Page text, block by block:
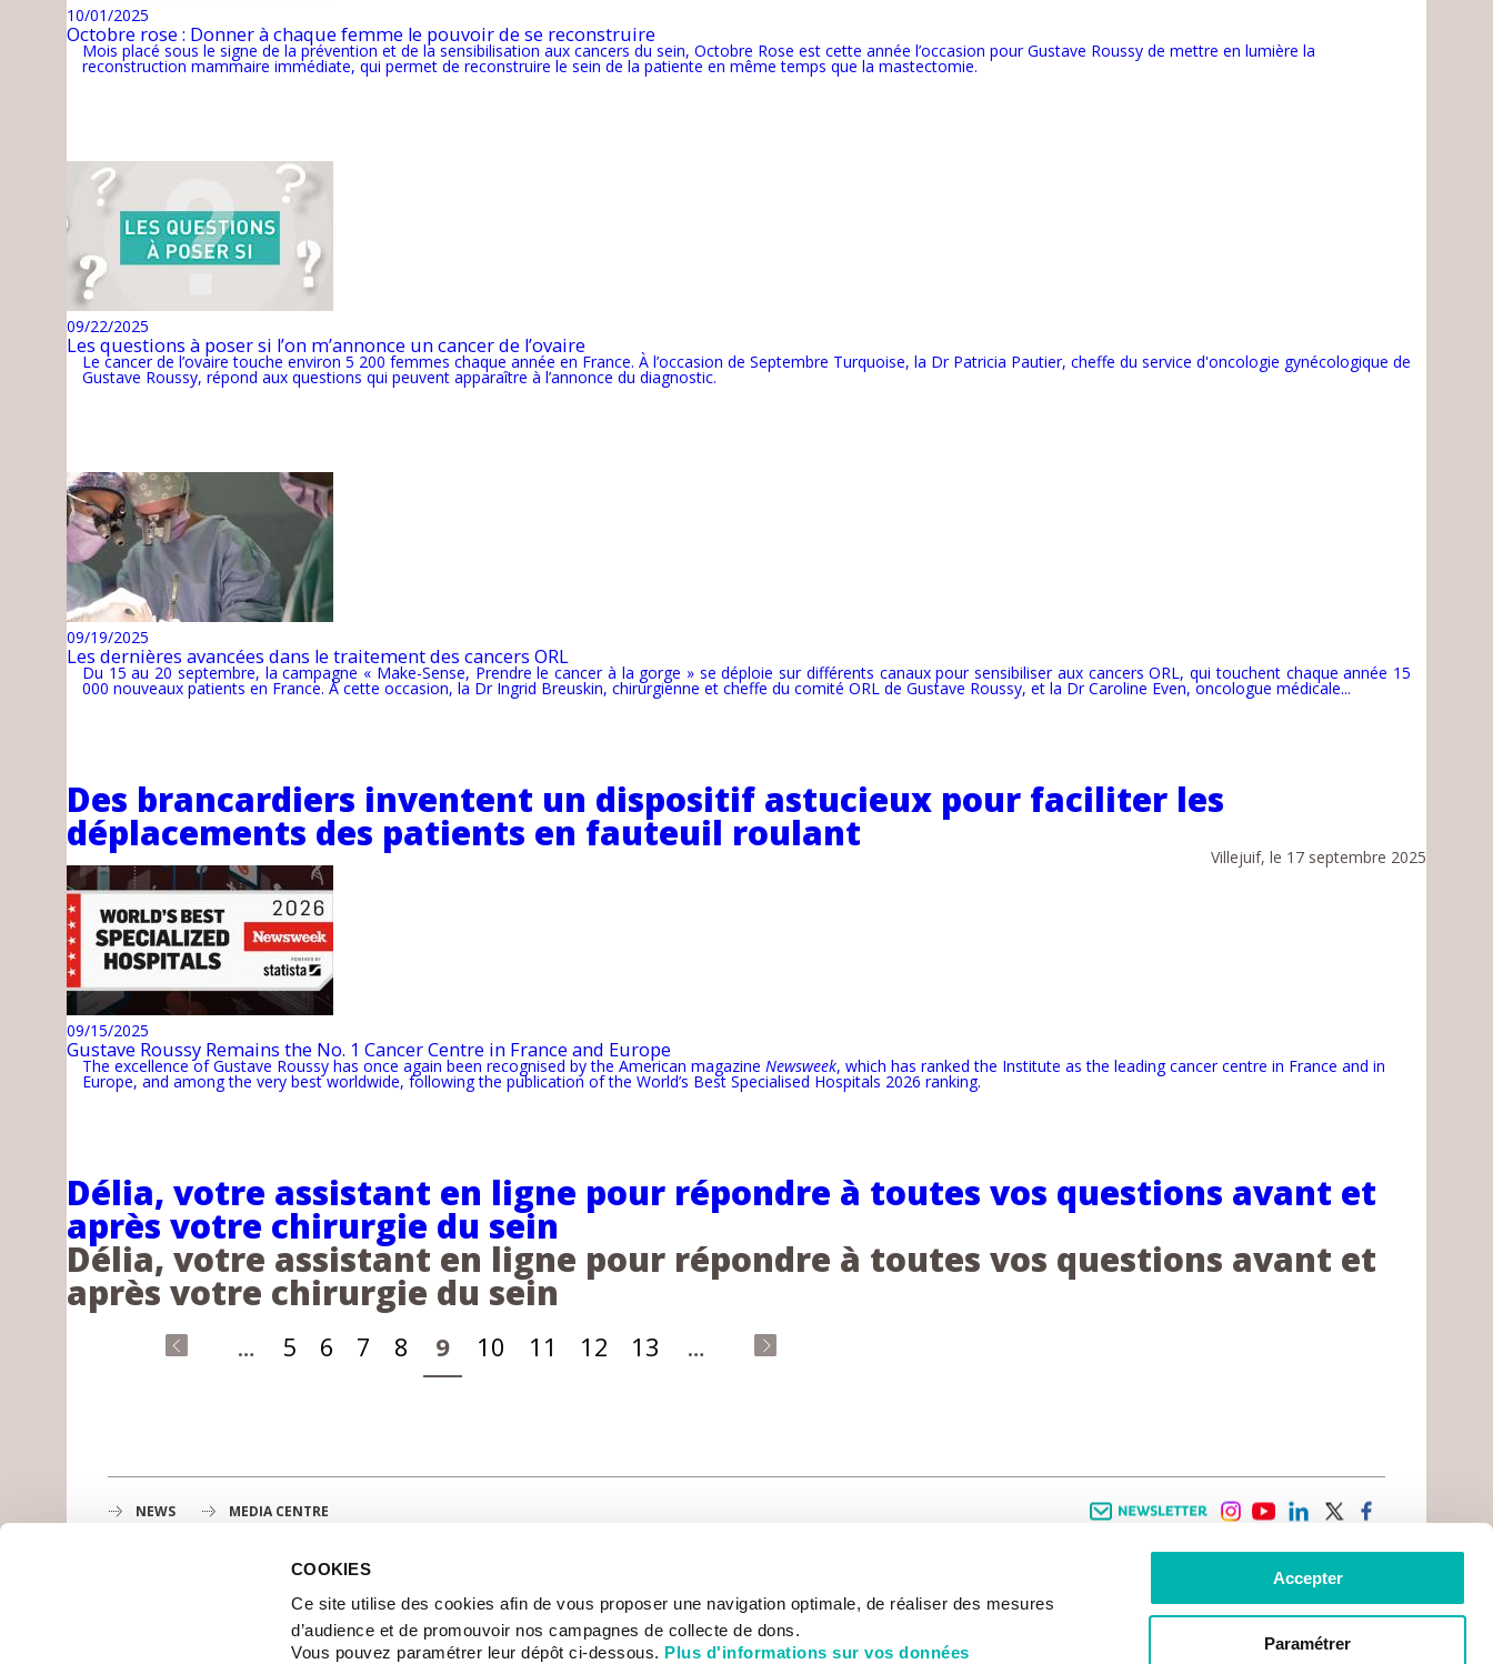
COOKIES
Ce site utilise des cookies afin de vous proposer une navigation optimale, de réaliser des mesures
d’audience et de promouvoir nos campagnes de collecte de dons.
Vous pouvez paramétrer leur dépôt ci-dessous. Plus d'informations sur vos données
Accepter
Paramétrer
10/01/2025
Octobre rose : Donner à chaque femme le pouvoir de se reconstruire
Mois placé sous le signe de la prévention et de la sensibilisation aux cancers du sein, Octobre Rose est cette année l’occasion pour Gustave Roussy de mettre en lumière la
reconstruction mammaire immédiate, qui permet de reconstruire le sein de la patiente en même temps que la mastectomie.
09/22/2025
Les questions à poser si l’on m’annonce un cancer de l’ovaire
Le cancer de l’ovaire touche environ 5 200 femmes chaque année en France. À l’occasion de Septembre Turquoise, la Dr Patricia Pautier, cheffe du service d'oncologie gynécologique de
Gustave Roussy, répond aux questions qui peuvent apparaître à l’annonce du diagnostic.
09/19/2025
Les dernières avancées dans le traitement des cancers ORL
Du 15 au 20 septembre, la campagne « Make-Sense, Prendre le cancer à la gorge » se déploie sur différents canaux pour sensibiliser aux cancers ORL, qui touchent chaque année 15
000 nouveaux patients en France. À cette occasion, la Dr Ingrid Breuskin, chirurgienne et cheffe du comité ORL de Gustave Roussy, et la Dr Caroline Even, oncologue médicale...
Des brancardiers inventent un dispositif astucieux pour faciliter les
déplacements des patients en fauteuil roulant
Villejuif, le 17 septembre 2025
09/15/2025
Gustave Roussy Remains the No. 1 Cancer Centre in France and Europe
The excellence of Gustave Roussy has once again been recognised by the American magazine Newsweek, which has ranked the Institute as the leading cancer centre in France and in
Europe, and among the very best worldwide, following the publication of the World’s Best Specialised Hospitals 2026 ranking.
Délia, votre assistant en ligne pour répondre à toutes vos questions avant et
après votre chirurgie du sein
Délia, votre assistant en ligne pour répondre à toutes vos questions avant et
après votre chirurgie du sein
Pages … 5 6 7 8 9 10 11 12 13 …
NEWS MEDIA CENTRE
1st cancer center in Europe, 3200 professionals mobilized.
RESEARCH
CANCER AU TRAVAIL
ABOUT US
NEWSROOM
THE INSTITUTE
LIVING BETTER WITH CANCER
PATIENT RIGHTS
INFOS PRATIQUES
CONTACTS
PRACTICAL INFORMATION
GETTING TO GUSTAVE ROUSSY